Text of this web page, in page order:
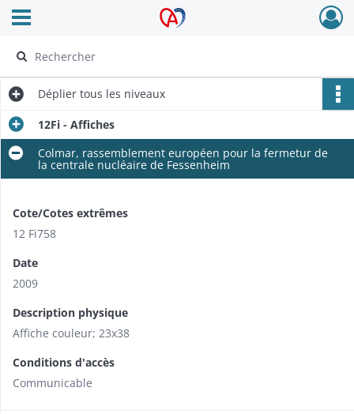
Archives Alsace - Colmar
Ouvrir le menu déroulant
Déplier tous les niveaux
12Fi - Affiches
Colmar, rassemblement européen pour la fermetur de
la centrale nucléaire de Fessenheim
Cote/Cotes extrêmes
12 Fi758
Date
2009
Description physique
Affiche couleur; 23x38
Conditions d'accès
Communicable